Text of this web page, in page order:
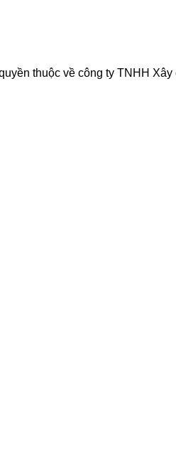
thuộc về công ty TNHH